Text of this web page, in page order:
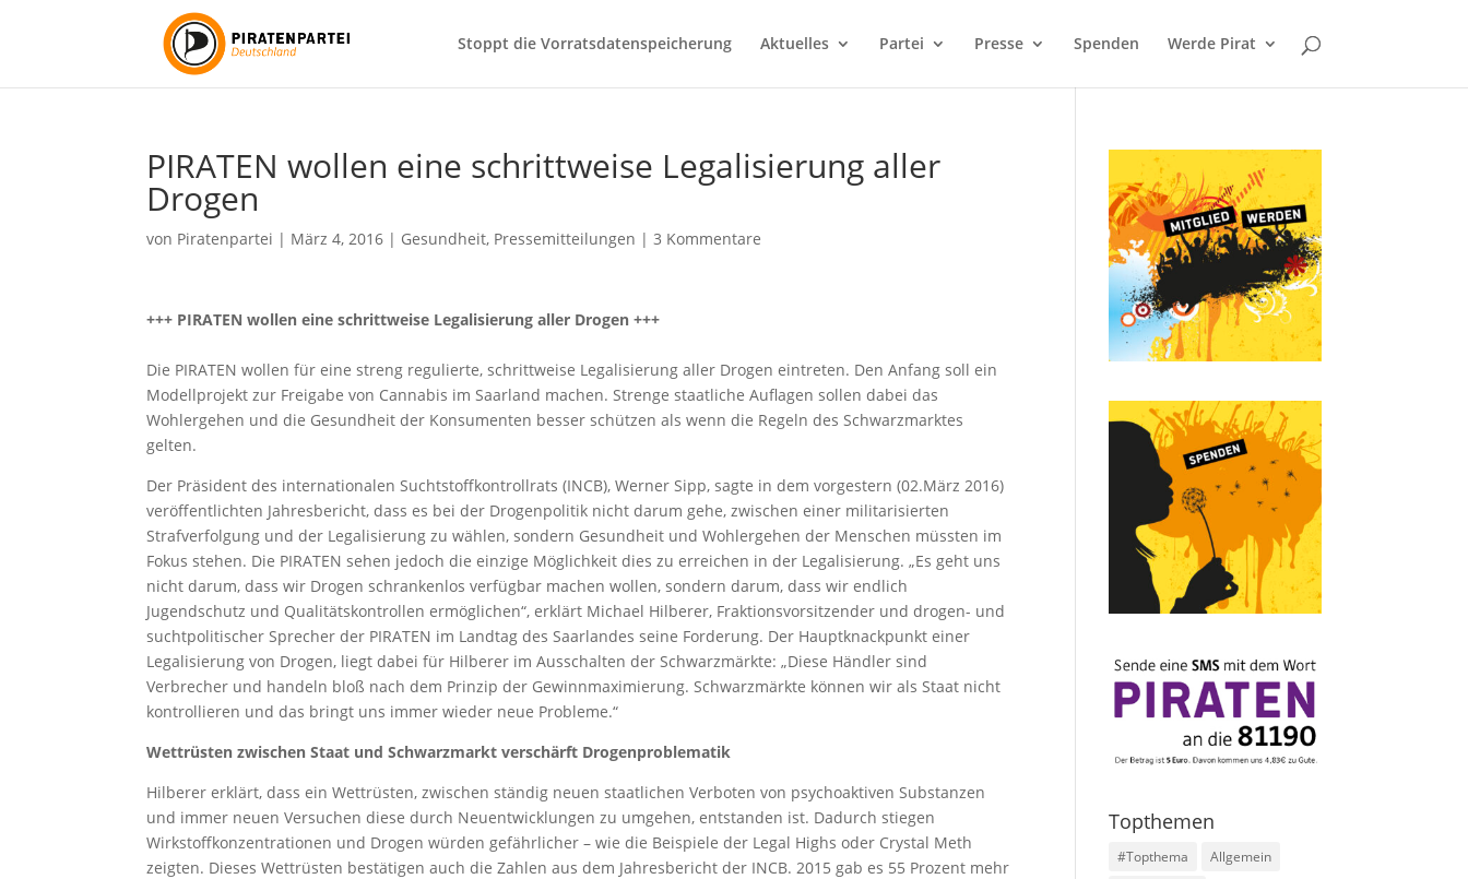
Stoppt die Vorratsdatenspeicherung Aktuelles Partei Presse Spenden Werde Pirat
PIRATEN wollen eine schrittweise Legalisierung aller
Drogen
von Piratenpartei | März 4, 2016 | Gesundheit, Pressemitteilungen |3 Kommentare
+++ PIRATEN wollen eine schrittweise Legalisierung aller Drogen +++
Die PIRATEN wollen für eine streng regulierte, schrittweise Legalisierung aller Drogen eintreten. Den Anfang soll ein
Modellprojekt zur Freigabe von Cannabis im Saarland machen. Strenge staatliche Auflagen sollen dabei das
Wohlergehen und die Gesundheit der Konsumenten besser schützen als wenn die Regeln des Schwarzmarktes
gelten.
Der Präsident des internationalen Suchtstoffkontrollrats (INCB), Werner Sipp, sagte in dem vorgestern (02.März 2016)
veröffentlichten Jahresbericht, dass es bei der Drogenpolitik nicht darum gehe, zwischen einer militarisierten
Strafverfolgung und der Legalisierung zu wählen, sondern Gesundheit und Wohlergehen der Menschen müssten im
Fokus stehen. Die PIRATEN sehen jedoch die einzige Möglichkeit dies zu erreichen in der Legalisierung. „Es geht uns
nicht darum, dass wir Drogen schrankenlos verfügbar machen wollen, sondern darum, dass wir endlich
Jugendschutz und Qualitätskontrollen ermöglichen“, erklärt Michael Hilberer, Fraktionsvorsitzender und drogen- und
suchtpolitischer Sprecher der PIRATEN im Landtag des Saarlandes seine Forderung. Der Hauptknackpunkt einer
Legalisierung von Drogen, liegt dabei für Hilberer im Ausschalten der Schwarzmärkte: „Diese Händler sind
Verbrecher und handeln bloß nach dem Prinzip der Gewinnmaximierung. Schwarzmärkte können wir als Staat nicht
kontrollieren und das bringt uns immer wieder neue Probleme.“
Wettrüsten zwischen Staat und Schwarzmarkt verschärft Drogenproblematik
Hilberer erklärt, dass ein Wettrüsten, zwischen ständig neuen staatlichen Verboten von psychoaktiven Substanzen
und immer neuen Versuchen diese durch Neuentwicklungen zu umgehen, entstanden ist. Dadurch stiegen
Wirkstoffkonzentrationen und Drogen würden gefährlicher – wie die Beispiele der Legal Highs oder Crystal Meth
zeigten. Dieses Wettrüsten bestätigen auch die Zahlen aus dem Jahresbericht der INCB. 2015 gab es 55 Prozent mehr
Topthemen
#Topthema
Allgemein